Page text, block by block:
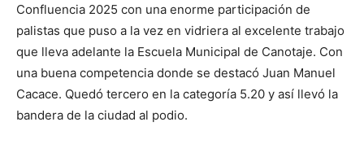
Confluencia 2025 con una enorme participación de
palistas que puso a la vez en vidriera al excelente trabajo
que lleva adelante la Escuela Municipal de Canotaje. Con
una buena competencia donde se destacó Juan Manuel
Cacace. Quedó tercero en la categoría 5.20 y así llevó la
bandera de la ciudad al podio.